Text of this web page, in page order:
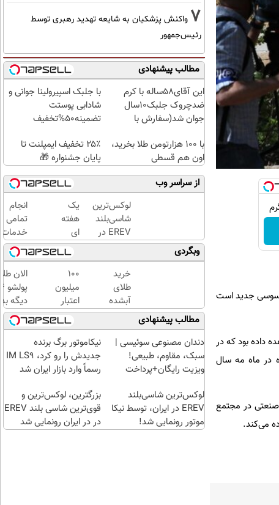
جدید است
به فضا پرتاب کرد و وعده داده بود که در
در ماه مه سال
صنعتی در مجتمع
می‌کند.
7 واکنش پزشکیان به شایعه تهدید رهبری توسط
رئیس‌جمهور
مطالب پیشنهادی
این آقای58ساله با کرم
ضدچروک جلبک10سال
جوان شد(سفارش با
با جلبک اسپیرولینا جوانی و
شادابی پوستت
تضمینه50%تخفیف
با ۱۰۰ هزارتومن طلا بخرید،
اون هم قسطی
۲۵٪ تخفیف ایمپلنت تا
پایان جشنواره 🎁
از سراسر وب
لوکس‌ترین
شاسی‌بلند
EREV در
ایران،
توسط نیکا
موتور
رونمایی
شد!
یک
هفته
ای
کتابت
را با
مجوز
رسمی
چاپ
کن !
کلیک
کن تا
فرصت
هست
انجام
تمامی
خدمات
در محل
با یدک
دات
وبگردی
خرید
طلای
آبشده
حتی با
۱۰۰هزارتومان
100
میلیون
اعتبار
خرید
طلای
آب
شده
بگیر
الان
دیگه
طلا با
مطالب پیشنهادی
دندان مصنوعی سوئیسی |
سبک، مقاوم، طبیعی!
ویزیت رایگان+پرداخت
نیکاموتور برگ برنده
جدیدش را رو کرد، IM LS9
رسماً وارد بازار ایران شد
لوکس‌ترین شاسی‌بلند
EREV در ایران، توسط نیکا
موتور رونمایی شد!
بزرگترین، لوکس‌ترین و
قوی‌ترین شاسی بلند EREV
در در ایران رونمایی شد